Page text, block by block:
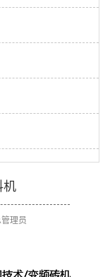
机
管理员